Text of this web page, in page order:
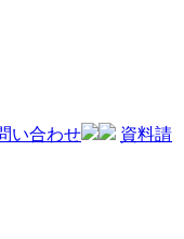
い合わせ
資料請